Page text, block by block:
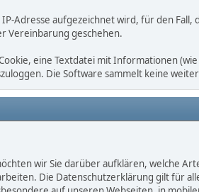
Adresse aufgezeichnet wird, für den
Vereinbarung geschehen.
eine Textdatei mit Informationen
Die Software sammelt keine
wir Sie darüber aufklären, welche
Die Datenschutzerklärung gilt für